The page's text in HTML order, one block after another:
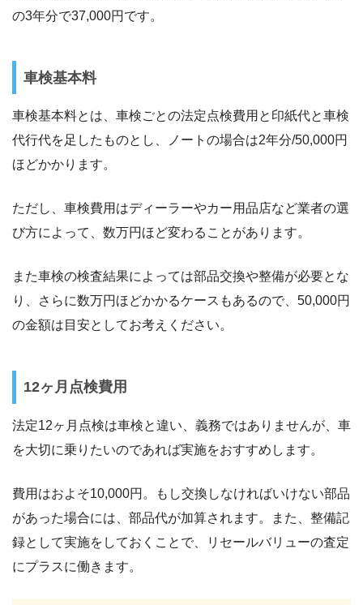
の3年分で37,000円です。
車検基本料
車検基本料とは、車検ごとの法定点検費用と印紙代と車検
代行代を足したものとし、ノートの場合は2年分/50,000円
ほどかかります。
ただし、車検費用はディーラーやカー用品店など業者の選
び方によって、数万円ほど変わることがあります。
また車検の検査結果によっては部品交換や整備が必要とな
り、さらに数万円ほどかかるケースもあるので、50,000円
の金額は目安としてお考えください。
12ヶ月点検費用
法定12ヶ月点検は車検と違い、義務ではありませんが、車
を大切に乗りたいのであれば実施をおすすめします。
費用はおよそ10,000円。もし交換しなければいけない部品
があった場合には、部品代が加算されます。また、整備記
録として実施をしておくことで、リセールバリューの査定
にプラスに働きます。